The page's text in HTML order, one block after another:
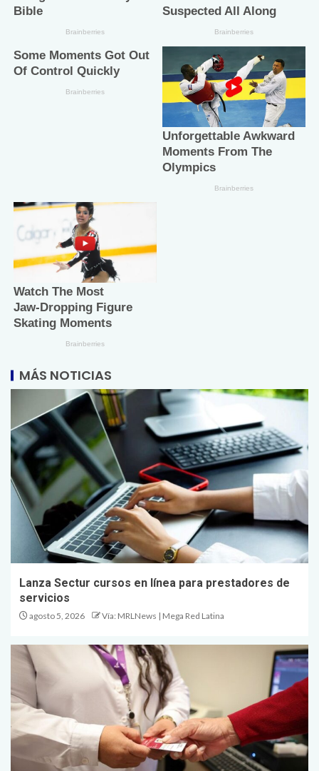
MÁS NOTICIAS
Lanza Sectur cursos en línea para prestadores de
servicios
agosto 5, 2026 Vía: MRLNews | Mega Red Latina